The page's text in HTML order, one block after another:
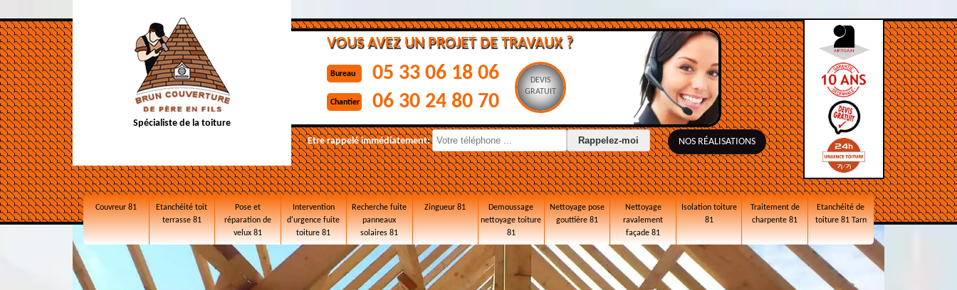
Spécialiste de la toiture
VOUS AVEZ UN PROJET DE TRAVAUX ?
Bureau 05 33 06 18 06
Chantier 06 30 24 80 70
DEVIS
GRATUIT
Etre rappelé immédiatement: NOS RÉALISATIONS
Couvreur 81
Etanchéité toit
terrasse 81
Pose et
réparation de
velux 81
Intervention
d'urgence fuite
toiture 81
Recherche fuite
panneaux
solaires 81
Zingueur 81
Demoussage
nettoyage toiture
81
Nettoyage pose
gouttière 81
Nettoyage
ravalement
façade 81
Isolation toiture
81
Traitement de
charpente 81
Etanchéité de
toiture 81 Tarn